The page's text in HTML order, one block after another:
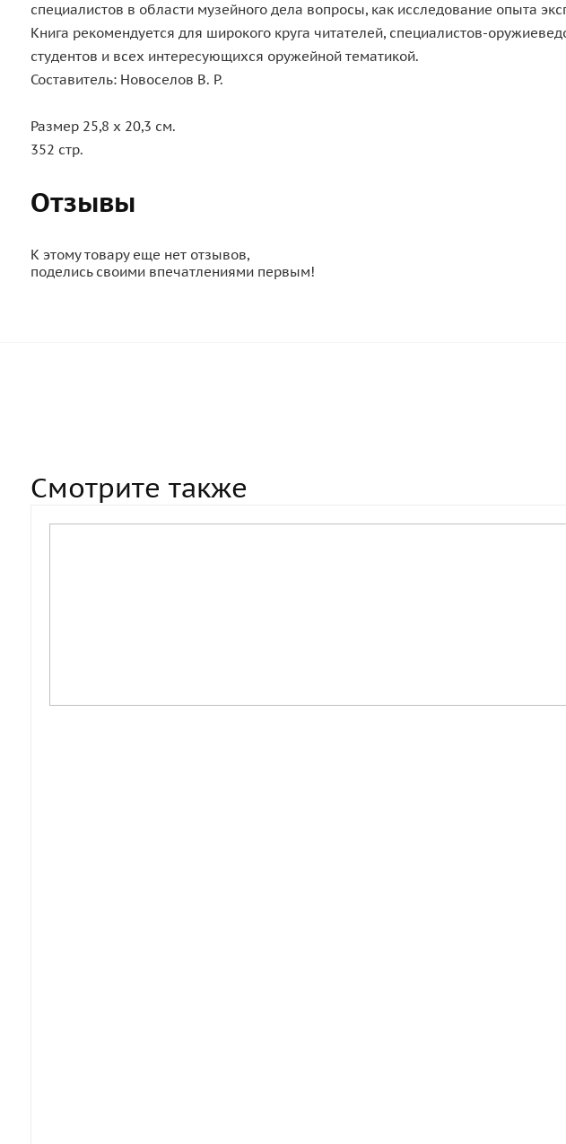
специалистов в области музейного дела вопросы, как исследование опыта
Книга рекомендуется для широкого круга читателей, специалистов-
студентов и всех интересующихся оружейной тематикой.
Составитель: Новоселов В. Р.
Размер 25,8 х 20,3 см.
352 стр.
Отзывы
К этому товару еще нет отзывов,
поделись своими впечатлениями первым!
Смотрите также